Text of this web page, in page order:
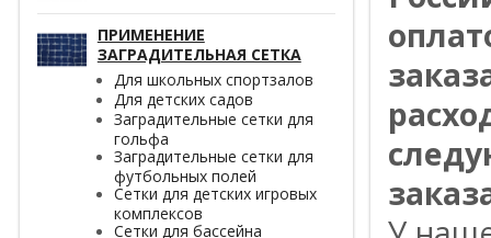
ПРИМЕНЕНИЕ
ЗАГРАДИТЕЛЬНАЯ СЕТКА
Для школьных спортзалов
Для детских садов
Заградительные сетки для
гольфа
Заградительные сетки для
футбольных полей
Сетки для детских игровых
комплексов
Сетки для бассейна